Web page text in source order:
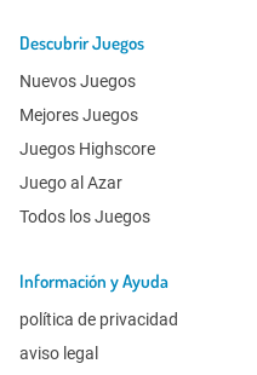
Descubrir Juegos
Nuevos Juegos
Mejores Juegos
Juegos Highscore
Juego al Azar
Todos los Juegos
Información y Ayuda
política de privacidad
aviso legal